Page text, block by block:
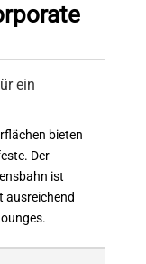
ein
bieten
Der
ist
ausreichend